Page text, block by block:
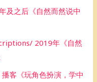
之后《自然而然说中
2019年《自然
客《玩角色扮演，学中